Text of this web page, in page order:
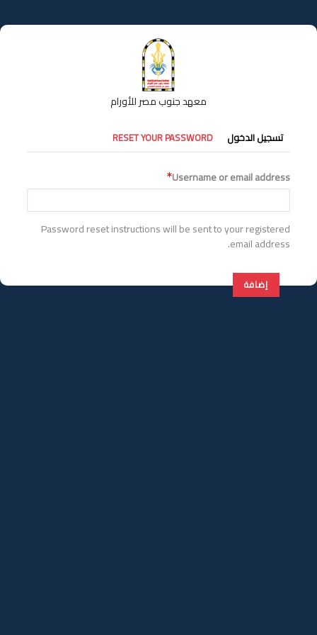
إلى
المحتوى
معهد جنوب مصر للأورام
التبويبات
الأساسية
تسجيل الدخول RESET YOUR PASSWORD
Username or email address
Password reset instructions will be sent to your registered
email address.